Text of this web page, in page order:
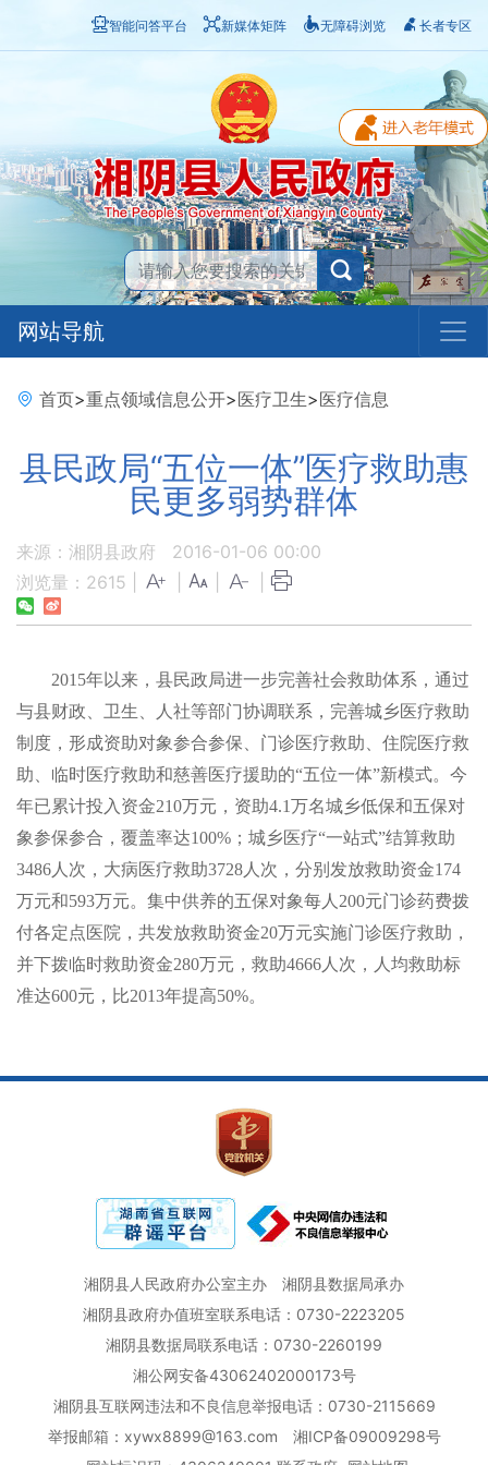
智能问答平台 新媒体矩阵 无障碍浏览 长者专区
网站导航
首页>重点领域信息公开>医疗卫生>医疗信息
县民政局“五位一体”医疗救助惠
民更多弱势群体
来源：湘阴县政府
2016-01-06 00:00
浏览量： 2615
2015年以来，县民政局进一步完善社会救助体系，通过
与县财政、卫生、人社等部门协调联系，完善城乡医疗救助
制度，形成资助对象参合参保、门诊医疗救助、住院医疗救
助、临时医疗救助和慈善医疗援助的“五位一体”新模式。今
年已累计投入资金210万元，资助4.1万名城乡低保和五保对
象参保参合，覆盖率达100% ；城乡医疗“一站式”结算救助
3486 人次，大病医疗救助3728 人次，分别发放救助资金174
万元和593万元。集中供养的五保对象每人 200元门诊药费拨
付各定点医院，共发放救助资金20万元实施门诊医疗救助，
并下拨临时救助资金280万元，救助4666 人次，人均救助标
准达600元，比2013年提高50%。
湘阴县人民政府办公室主办
湘阴县数据局承办
湘阴县政府办值班室联系电话：0730-2223205
湘阴县数据局联系电话：0730-2260199
湘公网安备43062402000173号
湘阴县互联网违法和不良信息举报电话：0730-2115669
举报邮箱：xywx8899@163.com
湘ICP备09009298号